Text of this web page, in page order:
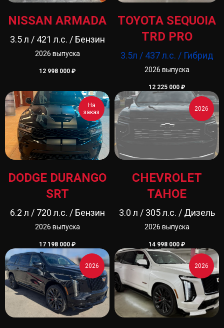
NISSAN ARMADA
3.5 л / 421 л.с. / Бензин
2026 выпуска
12 998 000 ₽
TOYOTA SEQUOIA
TRD PRO
3.5л / 437 л.с. / Гибрид
2026 выпуска
12 225 000 ₽
На
заказ
DODGE DURANGO
SRT
6.2 л / 720 л.с. / Бензин
2026 выпуска
17 198 000 ₽
2026
CHEVROLET
TAHOE
3.0 л / 305 л.с. / Дизель
2026 выпуска
14 998 000 ₽
2026 2026